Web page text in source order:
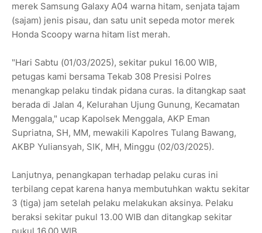
merek Samsung Galaxy A04 warna hitam, senjata tajam
(sajam) jenis pisau, dan satu unit sepeda motor merek
Honda Scoopy warna hitam list merah.
"Hari Sabtu (01/03/2025), sekitar pukul 16.00 WIB,
petugas kami bersama Tekab 308 Presisi Polres
menangkap pelaku tindak pidana curas. Ia ditangkap saat
berada di Jalan 4, Kelurahan Ujung Gunung, Kecamatan
Menggala," ucap Kapolsek Menggala, AKP Eman
Supriatna, SH, MM, mewakili Kapolres Tulang Bawang,
AKBP Yuliansyah, SIK, MH, Minggu (02/03/2025).
Lanjutnya, penangkapan terhadap pelaku curas ini
terbilang cepat karena hanya membutuhkan waktu sekitar
3 (tiga) jam setelah pelaku melakukan aksinya. Pelaku
beraksi sekitar pukul 13.00 WIB dan ditangkap sekitar